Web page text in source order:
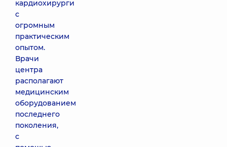
кардиохирурги
с
огромным
практическим
опытом.
Врачи
центра
располагают
медицинским
оборудованием
последнего
поколения,
с